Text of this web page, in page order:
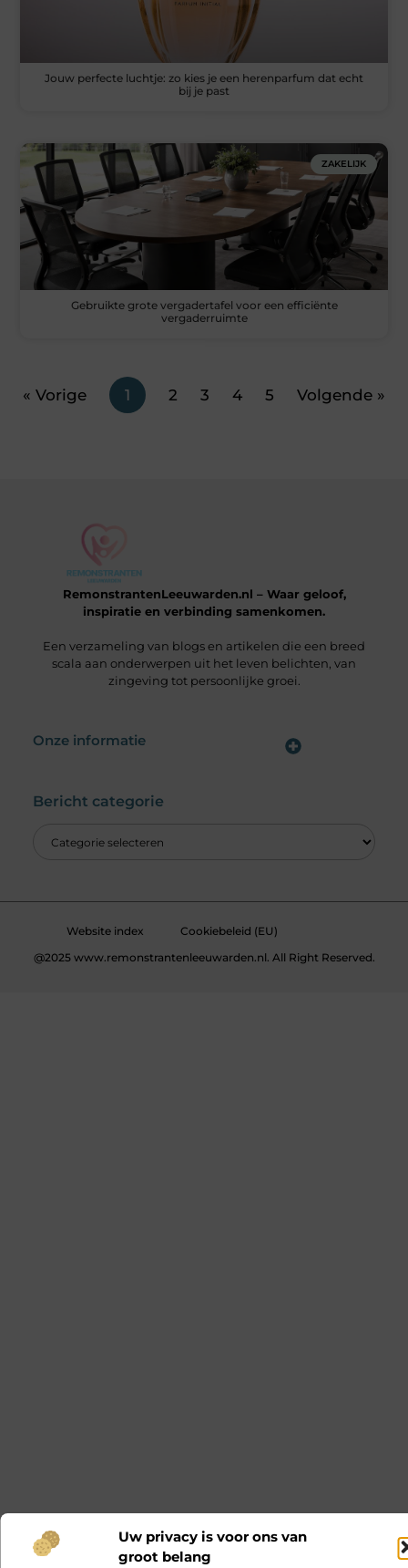
Uw privacy is voor ons van
groot belang
Jouw perfecte luchtje: zo kies je een herenparfum dat echt
bij je past
ZAKELIJK
Gebruikte grote vergadertafel voor een efficiënte
vergaderruimte
« Vorige 1 2 3 4 5 Volgende »
RemonstrantenLeeuwarden.nl – Waar geloof,
inspiratie en verbinding samenkomen.
Een verzameling van blogs en artikelen die een breed
scala aan onderwerpen uit het leven belichten, van
zingeving tot persoonlijke groei.
Onze informatie
Bericht categorie
Website index
Cookiebeleid (EU)
@2025 www.remonstrantenleeuwarden.nl. All Right Reserved.